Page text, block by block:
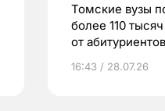
Томские вузы
более 110
от абитуриентов
16:43 / 28.07.26